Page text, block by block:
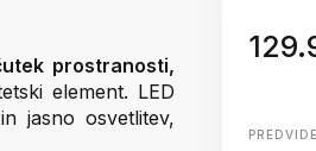
prostranosti,
element. LED
jasno osvetlitev,